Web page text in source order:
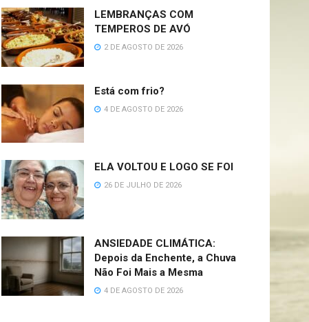
LEMBRANÇAS COM
TEMPEROS DE AVÓ
2 DE AGOSTO DE 2026
Está com frio?
4 DE AGOSTO DE 2026
ELA VOLTOU E LOGO SE FOI
26 DE JULHO DE 2026
ANSIEDADE CLIMÁTICA:
Depois da Enchente, a Chuva
Não Foi Mais a Mesma
4 DE AGOSTO DE 2026